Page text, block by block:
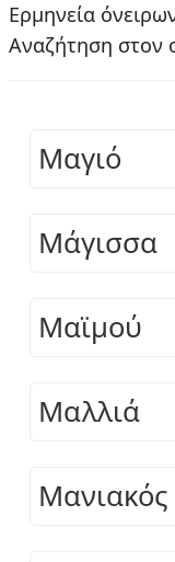
Ερμηνεία
Αναζήτηση στον
Μαγιό
Μάγισσα
Μαϊμού
Μαλλιά
Μανιακός